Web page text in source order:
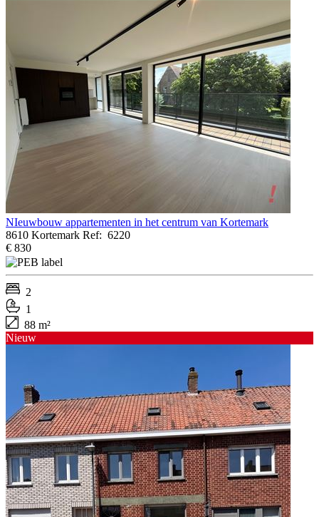
NIeuwbouw appartementen in het centrum van Kortemark
8610 Kortemark Ref: 6220
€ 830
2
1
88 m²
Nieuw